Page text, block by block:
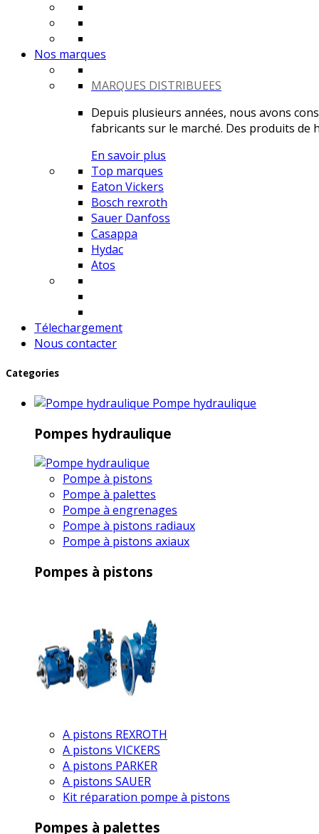
Nos marques
MARQUES DISTRIBUEES
Depuis plusieurs années, nous avons
fabricants sur le marché. Des produits de
En savoir plus
Top marques
Eaton Vickers
Bosch rexroth
Sauer Danfoss
Casappa
Hydac
Atos
Télechargement
Nous contacter
Categories
Pompe hydraulique
Pompes hydraulique
Pompe à pistons
Pompe à palettes
Pompe à engrenages
Pompe à pistons radiaux
Pompe à pistons axiaux
Pompes à pistons
A pistons REXROTH
A pistons VICKERS
A pistons PARKER
A pistons SAUER
Kit réparation pompe à pistons
Pompes à palettes